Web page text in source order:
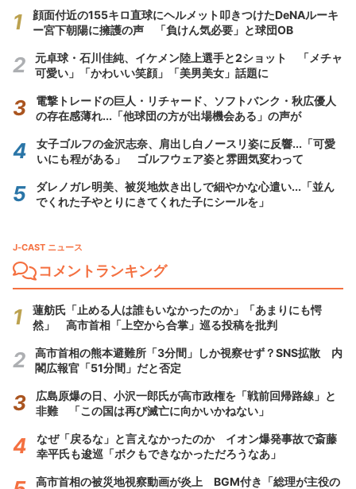
顔面付近の155キロ直球にヘルメット叩きつけたDeNAルーキ
ー宮下朝陽に擁護の声 「負けん気必要」と球団OB
元卓球・石川佳純、イケメン陸上選手と2ショット 「メチャ
可愛い」「かわいい笑顔」「美男美女」話題に
電撃トレードの巨人・リチャード、ソフトバンク・秋広優人
の存在感薄れ...「他球団の方が出場機会ある」の声が
女子ゴルフの金沢志奈、肩出し白ノースリ姿に反響...「可愛
いにも程がある」 ゴルフウェア姿と雰囲気変わって
ダレノガレ明美、被災地炊き出しで細やかな心遣い...「並ん
でくれた子やとりにきてくれた子にシールを」
J-CAST ニュース
コメントランキング
蓮舫氏「止める人は誰もいなかったのか」「あまりにも愕
然」 高市首相「上空から合掌」巡る投稿を批判
高市首相の熊本避難所「3分間」しか視察せず？SNS拡散 内
閣広報官「51分間」だと否定
広島原爆の日、小沢一郎氏が高市政権を「戦前回帰路線」と
非難 「この国は再び滅亡に向かいかねない」
なぜ「戻るな」と言えなかったのか イオン爆発事故で斎藤
幸平氏も逡巡「ボクもできなかっただろうなあ」
高市首相の被災地視察動画が炎上 BGM付き「総理が主役の